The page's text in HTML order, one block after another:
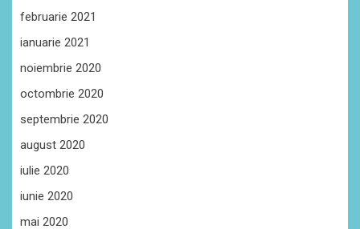
februarie 2021
ianuarie 2021
noiembrie 2020
octombrie 2020
septembrie 2020
august 2020
iulie 2020
iunie 2020
mai 2020